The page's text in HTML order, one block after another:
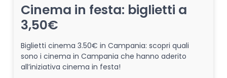
Cinema in festa: biglietti a
3,50€
Biglietti cinema 3.50€ in Campania: scopri quali
sono i cinema in Campania che hanno aderito
all’iniziativa cinema in festa!